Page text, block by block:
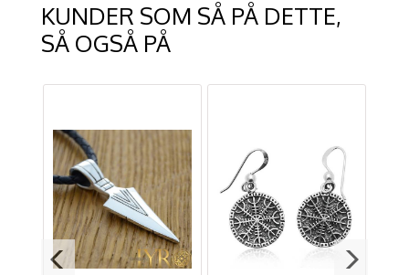
KUNDER SOM SÅ PÅ DETTE,
SÅ OGSÅ PÅ